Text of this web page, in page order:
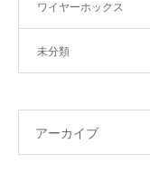
ワイヤーホックス
未分類
アーカイブ